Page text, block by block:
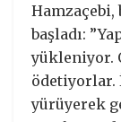
Hamzaçebi,
başladı:
yükleniyor.
ödetiyorlar.
yürüyerek